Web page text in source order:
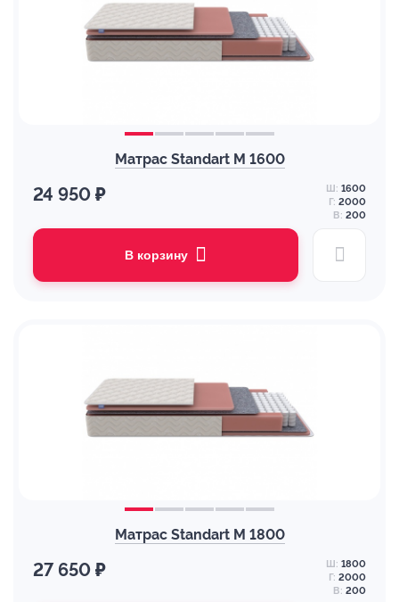
Матрас Standart M 1600
24 950 ₽ Ш: 1600
Г: 2000
В: 200
В корзину
Матрас Standart M 1800
27 650 ₽ Ш: 1800
Г: 2000
В: 200